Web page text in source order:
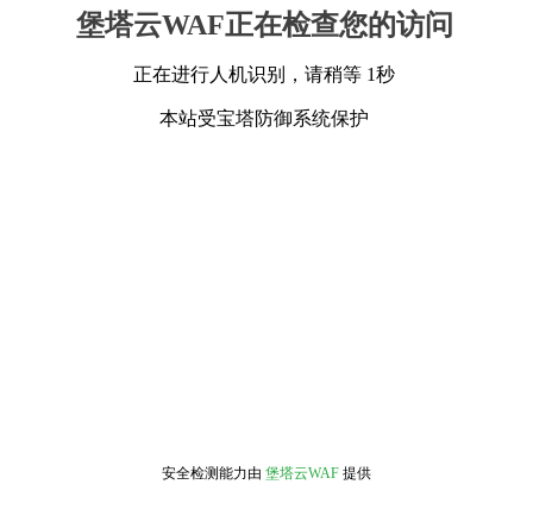
堡塔云WAF正在检查您的访问
正在进行人机识别，请稍等 1秒
本站受宝塔防御系统保护
安全检测能力由 堡塔云WAF 提供